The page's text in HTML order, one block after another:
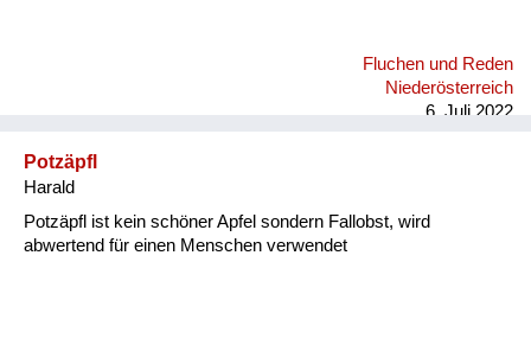
Fluchen und Reden
Niederösterreich
6. Juli 2022
Potzäpfl
Harald
Potzäpfl ist kein schöner Apfel sondern Fallobst, wird
abwertend für einen Menschen verwendet